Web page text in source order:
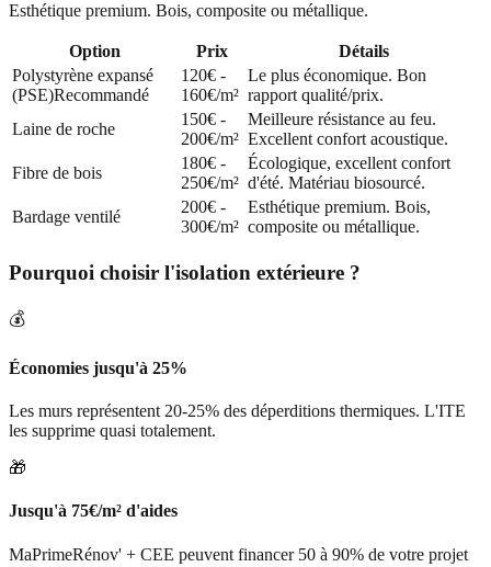
Esthétique premium. Bois, composite ou métallique.
Option Prix
Détails
Polystyrène expansé
(PSE)Recommandé
120€ -
160€/m²
Le plus économique. Bon
rapport qualité/prix.
Laine de roche
150€ -
200€/m²
Meilleure résistance au feu.
Excellent confort acoustique.
Fibre de bois
180€ -
250€/m²
Écologique, excellent confort
d'été. Matériau biosourcé.
Bardage ventilé
200€ -
300€/m²
Esthétique premium. Bois,
composite ou métallique.
Pourquoi choisir l'isolation extérieure ?
💰
Économies jusqu'à 25%
Les murs représentent 20-25% des déperditions thermiques. L'ITE
les supprime quasi totalement.
🎁
Jusqu'à 75€/m² d'aides
MaPrimeRénov' + CEE peuvent financer 50 à 90% de votre projet